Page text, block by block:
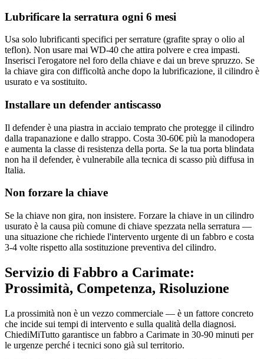
Lubrificare la serratura ogni 6 mesi
Usa solo lubrificanti specifici per serrature (grafite spray o olio al
teflon). Non usare mai WD-40 che attira polvere e crea impasti.
Inserisci l'erogatore nel foro della chiave e dai un breve spruzzo. Se
la chiave gira con difficoltà anche dopo la lubrificazione, il cilindro è
usurato e va sostituito.
Installare un defender antiscasso
Il defender è una piastra in acciaio temprato che protegge il cilindro
dalla trapanazione e dallo strappo. Costa 30-60€ più la manodopera
e aumenta la classe di resistenza della porta. Se la tua porta blindata
non ha il defender, è vulnerabile alla tecnica di scasso più diffusa in
Italia.
Non forzare la chiave
Se la chiave non gira, non insistere. Forzare la chiave in un cilindro
usurato è la causa più comune di chiave spezzata nella serratura —
una situazione che richiede l'intervento urgente di un fabbro e costa
3-4 volte rispetto alla sostituzione preventiva del cilindro.
Servizio di Fabbro a Carimate:
Prossimità, Competenza, Risoluzione
La prossimità non è un vezzo commerciale — è un fattore concreto
che incide sui tempi di intervento e sulla qualità della diagnosi.
ChiediMiTutto garantisce un fabbro a Carimate in 30-90 minuti per
le urgenze perché i tecnici sono già sul territorio.